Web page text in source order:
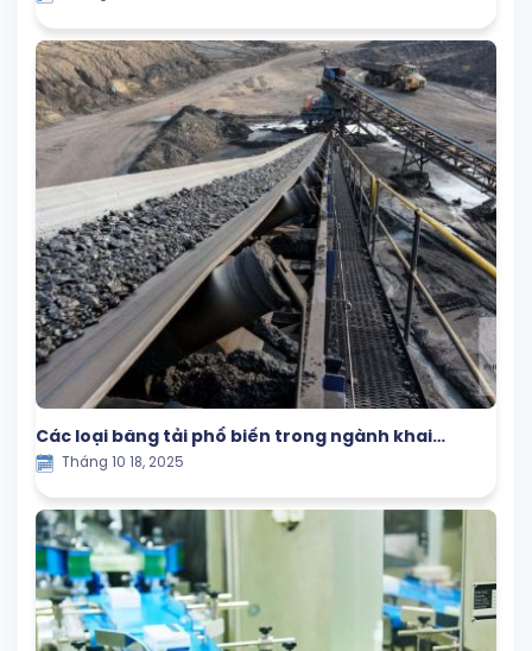
Các loại băng tải phổ biến trong ngành khai
khoángTháng 10 18, 2025